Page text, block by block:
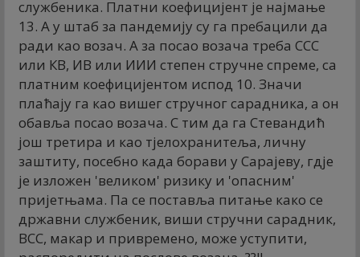
службеника. Платни коефицијент је најмање
13. А у штаб за пандемију су га пребацили да
ради као возач. А за посао возача треба ССС
или КВ, ИВ или ИИИ степен стручне спреме, са
платним коефицијентом испод 10. Значи
плаћају га као вишег стручног сарадника, а он
обавља посао возача. С тим да га Стевандић
још третира и као тјелохранитеља, личну
заштиту, посебно када борави у Сарајеву, гдје
је изложен 'великом' ризику и 'опасним'
пријетњама. Па се поставља питање како се
државни службеник, виши стручни сарадник,
ВСС, макар и привремено, може уступити,